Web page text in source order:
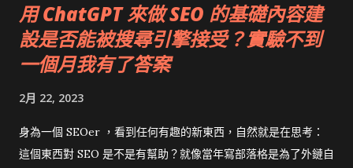
用 ChatGPT 來做 SEO 的基礎內容建
設是否能被搜尋引擎接受？實驗不到
一個月我有了答案
2月 22, 2023
身為一個 SEOer ，看到任何有趣的新東西，自然就是在思考：
這個東西對 SEO 是不是有幫助？就像當年寫部落格是為了外鏈自